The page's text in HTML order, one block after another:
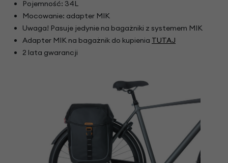
Pojemność: 34L
Mocowanie: adapter MIK
Uwaga! Pasuje jedynie na bagażniki z systemem MIK
Adapter MIK na bagażnik do kupienia TUTAJ
2 lata gwarancji